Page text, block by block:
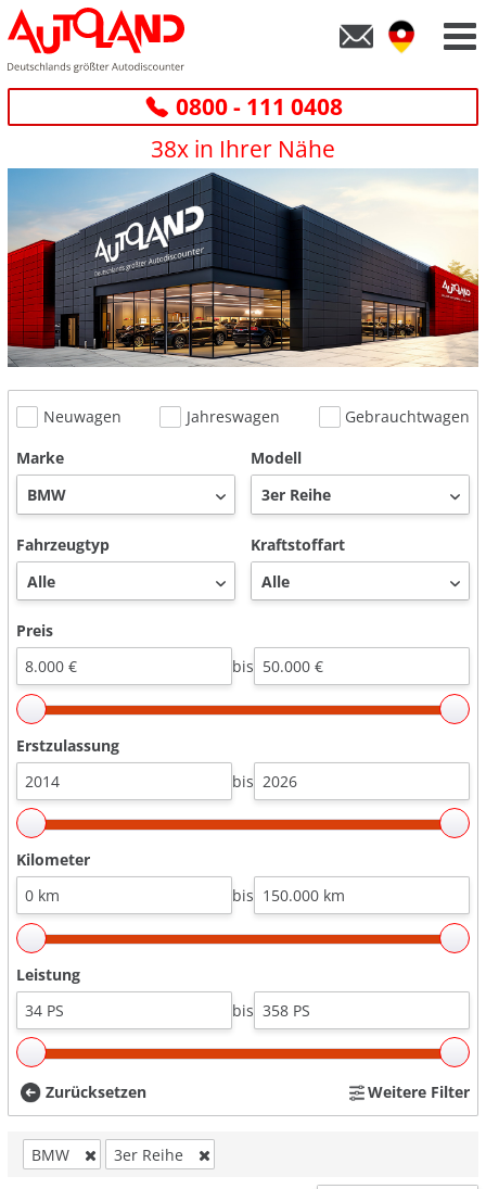
0800 - 111 0408
38x in Ihrer Nähe
Neuwagen Jahreswagen
Gebrauchtwagen
Marke
Modell
Fahrzeugtyp Kraftstoffart
Preis
bis
Erstzulassung
bis
Kilometer
bis
Leistung
bis
Zurücksetzen Weitere Filter
BMW 3er Reihe